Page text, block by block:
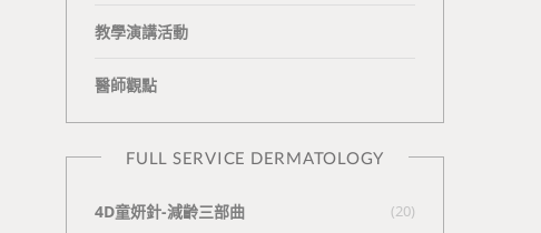
教學演講活動
醫師觀點
FULL SERVICE DERMATOLOGY
4D童妍針-減齡三部曲 (20)